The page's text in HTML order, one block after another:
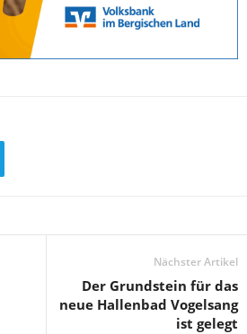
Nächster Artikel
Der Grundstein für das
neue Hallenbad Vogelsang
ist gelegt